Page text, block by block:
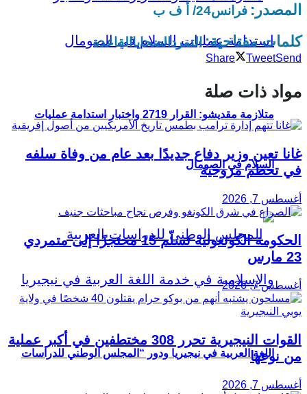
متلازمة مقديشو: القرار 2719 واختبار استدامة عمليات
السلام في الصومال
اللغة العربية في نيجيريا ودور “المجلس الوطني للدراسات
المصدر: فرانس24/ أ ف ب
كلمات مفتاحية:التمردالضحاياالقاعدة
Share TweetSend
مواد ذات صلة
غانا تعين وزير دفاع جديدًا بعد عام من وفاة سلفه
في تحطم مروحية
أغسطس 7, 2026
الحكومة الكونغولية تسلّم 15 محتجزًا إلى متمردي
23 مارس
أغسطس 7, 2026
القوات النيجيرية تحرر 308 مختطفين في أكبر عملية
من نوعها
أغسطس 7, 2026